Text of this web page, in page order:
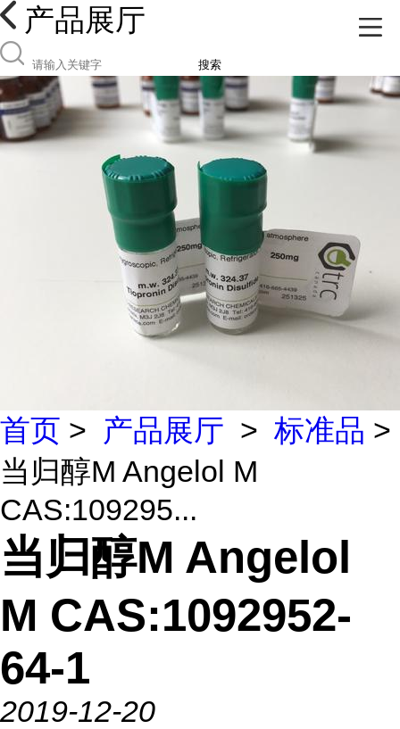
产品展厅
搜索
首页 > 产品展厅 > 标准品 >
当归醇M Angelol M
CAS:109295...
当归醇M Angelol
M CAS:1092952-
64-1
2019-12-20